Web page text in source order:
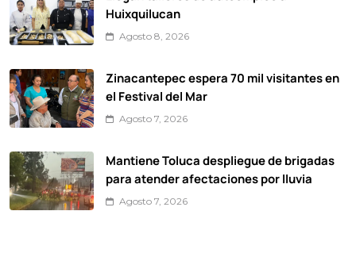
Huixquilucan
Agosto 8, 2026
Zinacantepec espera 70 mil visitantes en
el Festival del Mar
Agosto 7, 2026
Mantiene Toluca despliegue de brigadas
para atender afectaciones por lluvia
Agosto 7, 2026